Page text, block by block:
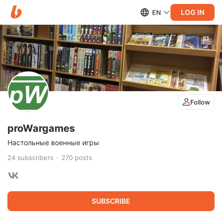
EN LOG IN
Follow
proWargames
Настольные военные игры
24 subscribers 270 posts
SUBSCRIBE